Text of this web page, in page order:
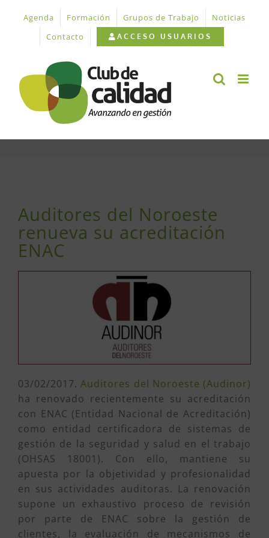
contenido
Agenda Formación Grupos de Trabajo
Noticias
Contacto
ACCESO USUARIOS
imagen
más
grande
Auditores del Noroeste
renueva su acreditación
ENAC
03/02/2017.Auditores del Noroeste (Audinor)
ha renovado recientemente su acreditación
con ENAC (Entidad Nacional de Acreditación)
como entidad certificadora de sistemas de
gestión de la seguridad y salud en el trabajo
(OHSAS 18001). Con ello, mantiene su
apuesta por la objetividad y profesionalidad
en sus actividades auditoras. La renovación
supone un exhaustivo proceso de revisión
por parte de ENAC sobre la gestión de
clientes, la evaluación de mecanismos de